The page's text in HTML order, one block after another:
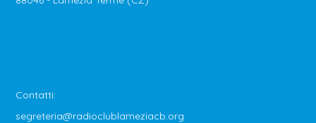
Contatti:
segreteria@radioclublameziacb.org